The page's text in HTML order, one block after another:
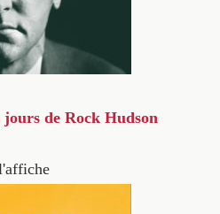
de Rock Hudson